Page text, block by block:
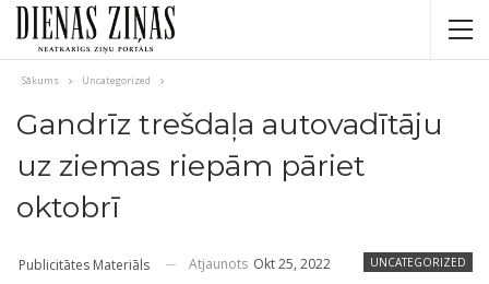
Sākums Uncategorized
Gandrīz trešdaļa autovadītāju
uz ziemas riepām pāriet
oktobrī
UNCATEGORIZED
Publicitātes Materiāls Atjaunots Okt 25, 2022